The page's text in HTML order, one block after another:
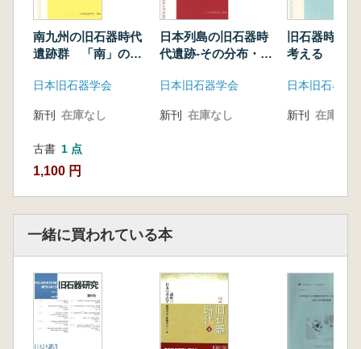
及川 穣ほか 長野県・鷹山遺跡群星糞峠黒耀
石採掘址の研究-黒耀石地下採掘活動の起源を
さぐるために-
<シンポジウム>
旧石器時代研究の諸問題-列島最古の旧石器を
基調講演 日本列島における前期・中期旧石器
時代研究史 安蒜政雄
1. 石器の認定をめぐる諸問題 山岡拓也
2. 40ka以前の遺跡と石器群をめぐる諸問題 島
3. 石器製作技術からみた最古の旧石器の諸問題
長井謙治
4. 後期旧石器時代初頭石器群からみた最古の旧
石器の諸問題 諏訪間順
南九州の旧石器時代
遺跡群 「南」の地
日本旧石器学会
新刊 在庫なし
古書 1 点
1,100 円
日本列島の旧石器時
代遺跡-その分布・年
日本旧石器学会
新刊 在庫なし
旧石器時代
考える
日本旧石器学
新刊 在庫なし
一緒に買われている本